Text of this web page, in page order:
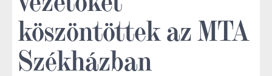
köszöntöttek az MTA
Székházban